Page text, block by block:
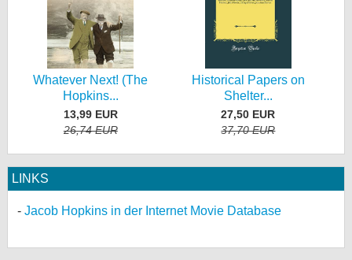
Whatever Next! (The
Hopkins...
13,99 EUR
26,74 EUR
Historical Papers on
Shelter...
27,50 EUR
37,70 EUR
LINKS
Jacob Hopkins in der Internet Movie Database